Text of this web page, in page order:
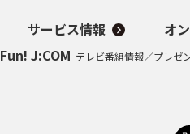
サービス情報 オ
Fun! J:COM テレビ番組情報／プレゼ